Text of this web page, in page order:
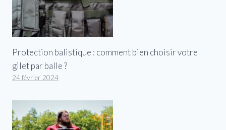
Protection balistique : comment bien choisir votre
gilet par balle ?
24 février 2024